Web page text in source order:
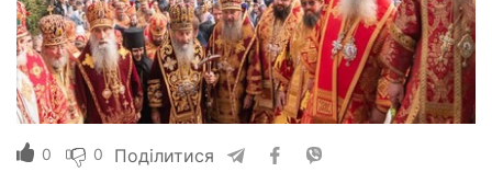
0 0 Поділитися